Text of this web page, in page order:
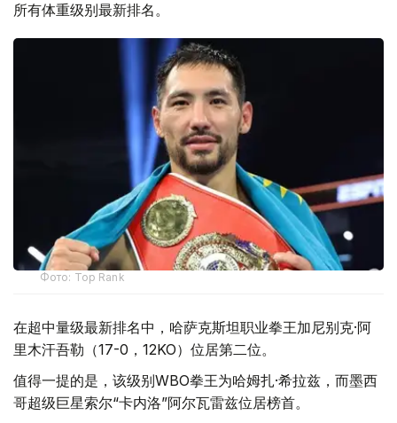
所有体重级别最新排名。
Фото: Top Rank
在超中量级最新排名中，哈萨克斯坦职业拳王加尼别克·阿
里木汗吾勒（17-0，12KO）位居第二位。
值得一提的是，该级别WBO拳王为哈姆扎·希拉兹，而墨西
哥超级巨星索尔“卡内洛”阿尔瓦雷兹位居榜首。